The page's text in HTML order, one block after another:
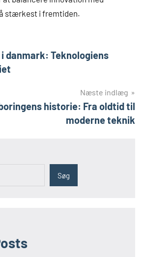
stærkest i fremtiden.
danmark: Teknologiens
Næste indlæg
historie: Fra oldtid til
moderne teknik
Søg